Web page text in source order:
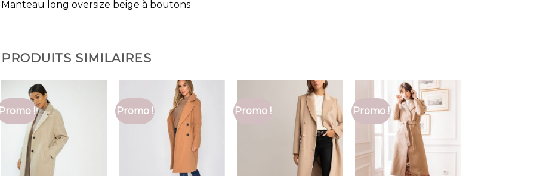
Manteau long oversize beige à boutons
PRODUITS SIMILAIRES
Promo ! Promo ! Promo ! Promo !